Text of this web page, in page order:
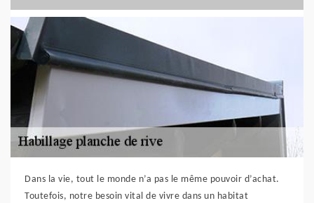
Dans la vie, tout le monde n’a pas le même pouvoir d’achat.
Toutefois, notre besoin vital de vivre dans un habitat